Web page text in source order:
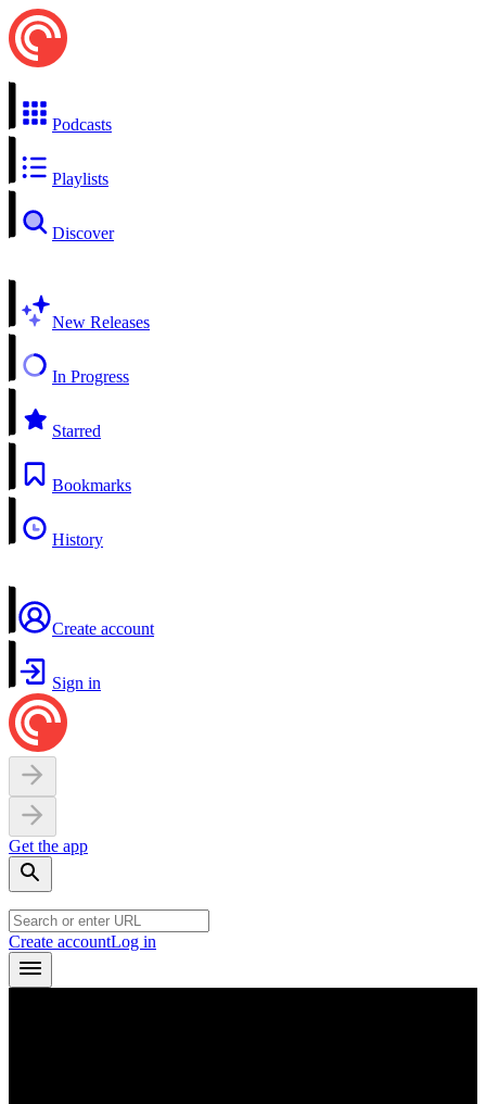
Podcasts
Playlists
Discover
New Releases
In Progress
Starred
Bookmarks
History
Create account
Sign in
Get the app
Create accountLog in